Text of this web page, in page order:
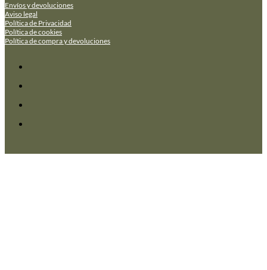
Envíos y devoluciones
Aviso legal
Política de Privacidad
Política de cookies
Política de compra y devoluciones